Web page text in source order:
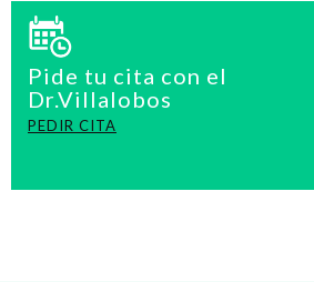
Pide tu cita con el
Dr.Villalobos
PEDIR CITA